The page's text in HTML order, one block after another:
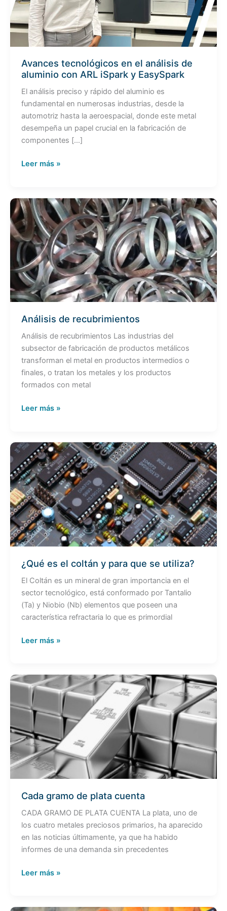
Avances tecnológicos en el análisis de
aluminio con ARL iSpark y EasySpark
El análisis preciso y rápido del aluminio es
fundamental en numerosas industrias, desde la
automotriz hasta la aeroespacial, donde este metal
desempeña un papel crucial en la fabricación de
componentes […]
ARL
iSpark
EasySpark
Leer más »
Análisis de recubrimientos
Análisis de recubrimientos Las industrias del
subsector de fabricación de productos metálicos
transforman el metal en productos intermedios o
finales, o tratan los metales y los productos
formados con metal
Análisis
de
recubrimientos
Leer más »
¿Qué es el coltán y para que se utiliza?
El Coltán es un mineral de gran importancia en el
sector tecnológico, está conformado por Tantalio
(Ta) y Niobio (Nb) elementos que poseen una
característica refractaria lo que es primordial
¿Qué
es
el
coltán
y
para
que
se
utiliza?
Leer más »
Cada gramo de plata cuenta
CADA GRAMO DE PLATA CUENTA La plata, uno de
los cuatro metales preciosos primarios, ha aparecido
en las noticias últimamente, ya que ha habido
informes de una demanda sin precedentes
Cada
gramo
de
plata
cuenta
Leer más »